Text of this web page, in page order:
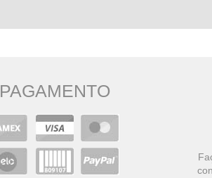
PAGAMENTO